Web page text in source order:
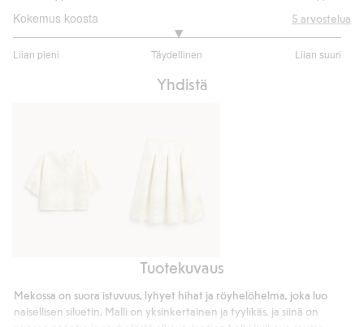
Kokemus koosta
Liian pieni Täydellinen Liian suuri
/
5 arvostelua
Yhdistä
Jakardikuvioinen
Tuotekuvaus
Mekossa on suora istuvuus, lyhyet hihat ja röyhelöhelma, joka luo
naisellisen siluetin. Malli on yksinkertainen ja tyylikäs, ja siinä on